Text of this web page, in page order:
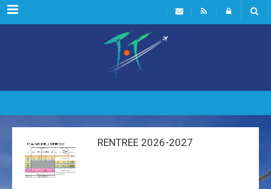
Menu
RENTREE 2026-2027